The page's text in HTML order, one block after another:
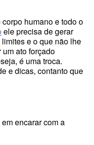
humano e todo o
ele precisa de gerar
e o que não lhe
ato forçado
é uma troca.
e dicas, contanto que
encarar com a